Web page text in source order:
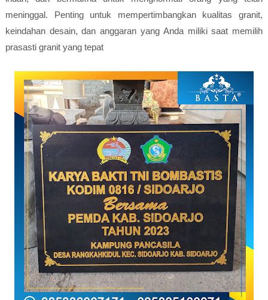
meninggal. Penting untuk mempertimbangkan kualitas granit,
keindahan desain, dan anggaran yang Anda miliki saat memilih
prasasti granit yang tepat